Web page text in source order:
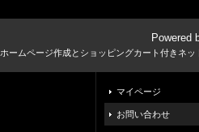
Powered
ホームページ作成とショッピングカート付きネッ
マイページ
お問い合わせ